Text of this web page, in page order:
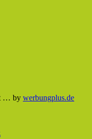
… by werbungplus.de